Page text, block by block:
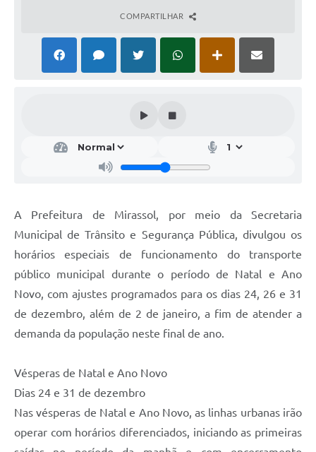
COMPARTILHAR
A Prefeitura de Mirassol, por meio da Secretaria
Municipal de Trânsito e Segurança Pública, divulgou os
horários especiais de funcionamento do transporte
público municipal durante o período de Natal e Ano
Novo, com ajustes programados para os dias 24, 26 e 31
de dezembro, além de 2 de janeiro, a fim de atender a
demanda da população neste final de ano.
Vésperas de Natal e Ano Novo
Dias 24 e 31 de dezembro
Nas vésperas de Natal e Ano Novo, as linhas urbanas irão
operar com horários diferenciados, iniciando as primeiras